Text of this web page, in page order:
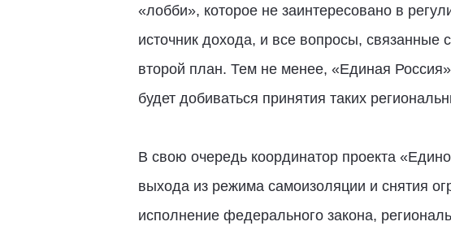
«лобби», которое не заинтересовано в
источник дохода, и все вопросы,
второй план. Тем не менее, «Единая
будет добиваться принятия таких
В свою очередь координатор проекта
выхода из режима самоизоляции и снятия
исполнение федерального закона,